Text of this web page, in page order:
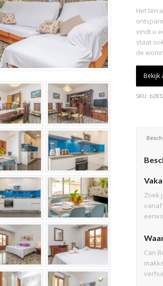
Het
vindt u
staat
de
Bekijk
SKU:
Zoek
vanaf
Can